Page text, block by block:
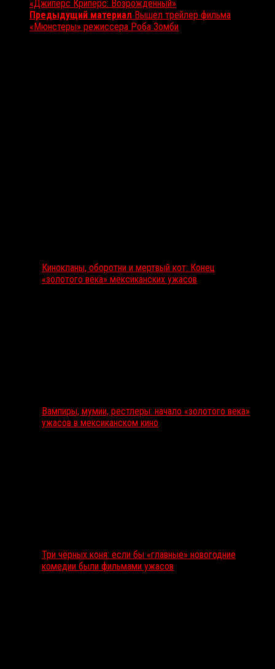
«Джиперс Криперс: Возрожденный»
Предыдущий материал Вышел трейлер фильма
«Мюнстеры» режиссера Роба Зомби
Кинокланы, оборотни и мертвый кот: Конец
«золотого века» мексиканских ужасов
Вампиры, мумии, рестлеры: начало «золотого века»
ужасов в мексиканском кино
Три чёрных коня: если бы «главные» новогодние
комедии были фильмами ужасов